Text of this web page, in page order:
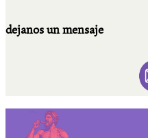
dejanos un mensaje